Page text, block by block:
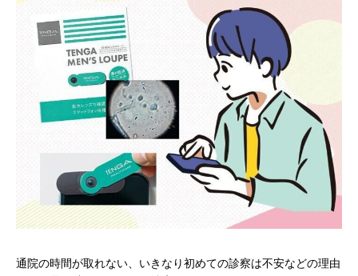
通院の時間が取れない、いきなり初めての診察は不安などの理由